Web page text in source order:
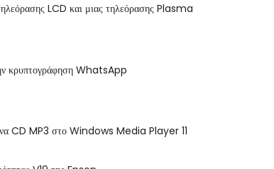
LCD και μιας τηλεόρασης Plasma
κρυπτογράφηση WhatsApp
CD MP3 στο Windows Media Player 11